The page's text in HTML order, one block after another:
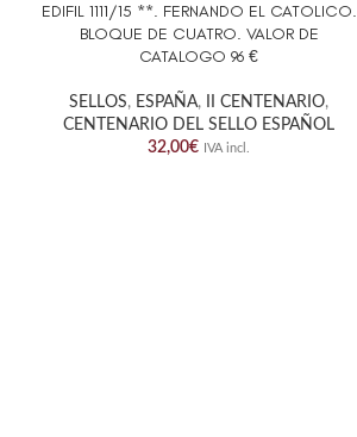
AÑADIR AL CARRITO
EDIFIL 1111/15 **. FERNANDO EL CATOLICO.
BLOQUE DE CUATRO. VALOR DE
CATALOGO 96 €
SELLOS, ESPAÑA, II CENTENARIO,
CENTENARIO DEL SELLO ESPAÑOL
32,00€ IVA incl.